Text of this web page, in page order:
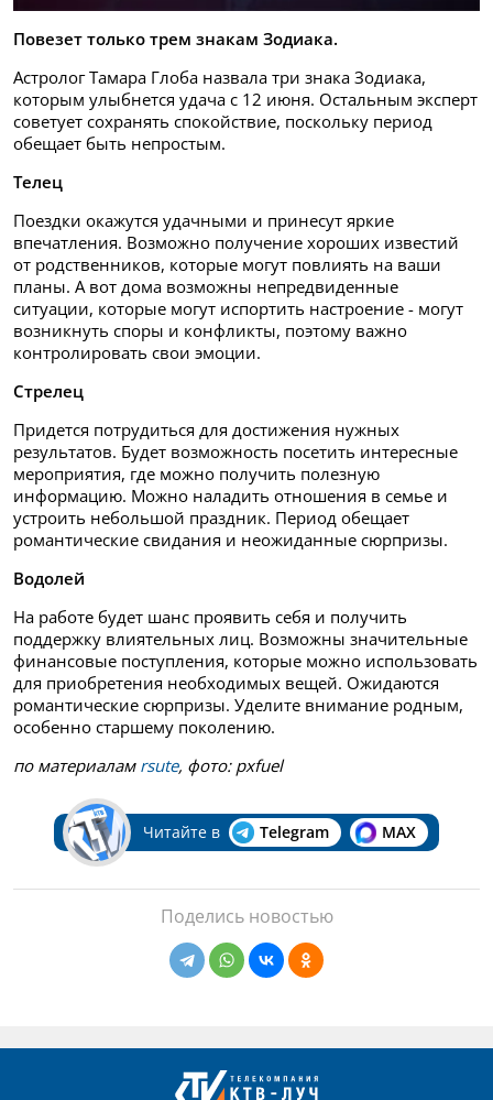
Повезет только трем знакам Зодиака.
Астролог Тамара Глоба назвала три знака Зодиака,
которым улыбнется удача с 12 июня. Остальным эксперт
советует сохранять спокойствие, поскольку период
обещает быть непростым.
Телец
Поездки окажутся удачными и принесут яркие
впечатления. Возможно получение хороших известий
от родственников, которые могут повлиять на ваши
планы. А вот дома возможны непредвиденные
ситуации, которые могут испортить настроение - могут
возникнуть споры и конфликты, поэтому важно
контролировать свои эмоции.
Стрелец
Придется потрудиться для достижения нужных
результатов. Будет возможность посетить интересные
мероприятия, где можно получить полезную
информацию. Можно наладить отношения в семье и
устроить небольшой праздник. Период обещает
романтические свидания и неожиданные сюрпризы.
Водолей
На работе будет шанс проявить себя и получить
поддержку влиятельных лиц. Возможны значительные
финансовые поступления, которые можно использовать
для приобретения необходимых вещей. Ожидаются
романтические сюрпризы. Уделите внимание родным,
особенно старшему поколению.
по материалам rsute, фото: pxfuel
Читайте в Telegram MAX
Поделись новостью